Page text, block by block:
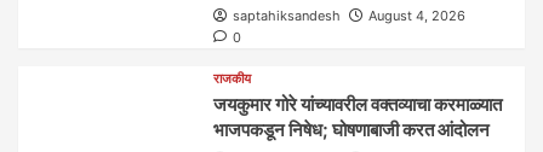
saptahiksandesh
August 4, 2026
0
राजकीय
जयकुमार गोरे यांच्यावरील वक्तव्याचा करमाळ्यात
भाजपकडून निषेध; घोषणाबाजी करत आंदोलन